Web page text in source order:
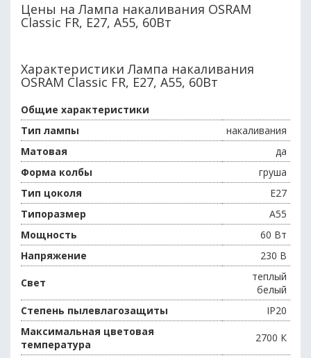
Цены на Лампа накаливания OSRAM
Classic FR, E27, A55, 60Вт
Характеристики Лампа накаливания
OSRAM Classic FR, E27, A55, 60Вт
Общие характеристики
Тип лампы
накаливания
Матовая
да
Форма колбы
груша
Тип цоколя
E27
Типоразмер
A55
Мощность
60 Вт
Напряжение
230 В
Свет
теплый
белый
Степень пылевлагозащиты
IP20
Максимальная цветовая
температура
2700 К